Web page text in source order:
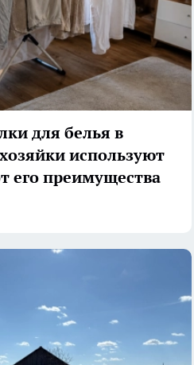
для белья в
используют
его преимущества